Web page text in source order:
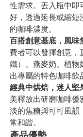
性需求。丟入瓶中
好，透過延長或縮短
的咖啡濃度。
百搭創意基底，風味
費者可以發揮創意
鐵）、燕麥奶、植物
出專屬的特色咖啡飲
經典中烘焙，迷人堅
美釋放出研磨咖啡
淡的焦糖與可可風
常和諧。